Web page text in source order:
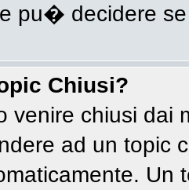
pu� decidere
Chiusi?
venire chiusi
ad un topic